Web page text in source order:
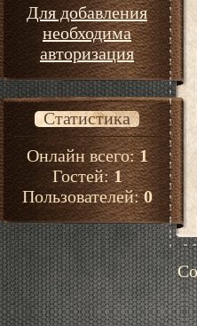
Для добавления
необходима
авторизация
Статистика
Онлайн всего:1
Гостей:1
Пользователей:0